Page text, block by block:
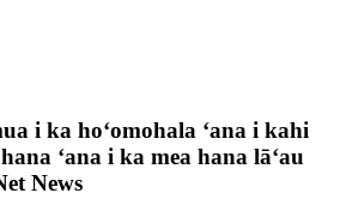
i ka hoʻomohala ʻana i kahi
ʻana i ka mea hana lāʻau
News